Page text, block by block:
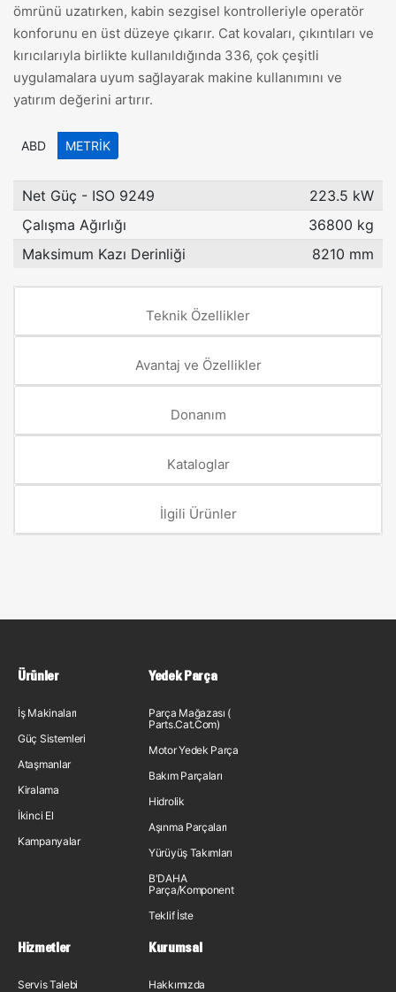
ömrünü uzatırken, kabin sezgisel kontrolleriyle operatör
konforunu en üst düzeye çıkarır. Cat kovaları, çıkıntıları ve
kırıcılarıyla birlikte kullanıldığında 336, çok çeşitli
uygulamalara uyum sağlayarak makine kullanımını ve
yatırım değerini artırır.
ABD METRIK
Net Güç - ISO 9249
223.5 kW
Çalışma Ağırlığı
36800 kg
Maksimum Kazı Derinliği
8210 mm
Teknik Özellikler
Avantaj ve Özellikler
Donanım
Kataloglar
İlgili Ürünler
Ürünler
İş Makinaları
Güç Sistemleri
Ataşmanlar
Kiralama
İkinci El
Kampanyalar
Yedek Parça
Parça Mağazası (
Parts.Cat.Com)
Motor Yedek Parça
Bakım Parçaları
Hidrolik
Aşınma Parçaları
Yürüyüş Takımları
B'DAHA
Parça/Komponent
Teklif İste
Hizmetler
Servis Talebi
Kurumsal
Hakkımızda